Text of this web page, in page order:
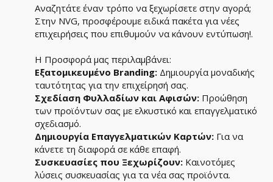
Αναζητάτε έναν τρόπο να ξεχωρίσετε στην αγορά;
Στην NVG, προσφέρουμε ειδικά πακέτα για νέες
επιχειρήσεις που επιθυμούν να κάνουν εντύπωση!.
Η Προσφορά μας περιλαμβάνει:
Εξατομικευμένο Branding: Δημιουργία μοναδικής
ταυτότητας για την επιχείρησή σας.
Σχεδίαση Φυλλαδίων και Αφισών: Προώθηση
των προϊόντων σας με ελκυστικό και επαγγελματικό
σχεδιασμό.
Δημιουργία Επαγγελματικών Καρτών: Για να
κάνετε τη διαφορά σε κάθε επαφή.
Συσκευασίες που Ξεχωρίζουν: Καινοτόμες
λύσεις συσκευασίας για τα νέα σας προϊόντα.